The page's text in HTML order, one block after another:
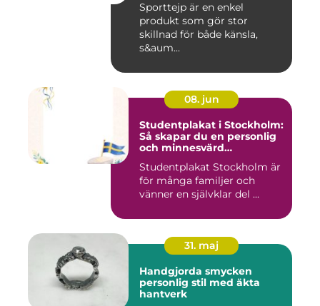
Sporttejp är en enkel
produkt som gör stor
skillnad för både känsla,
s&aum...
08. jun
Studentplakat i Stockholm:
Så skapar du en personlig
och minnesvärd
Studentplakat Stockholm är
för många familjer och
vänner en självklar del ...
31. maj
Handgjorda smycken
personlig stil med äkta
hantverk